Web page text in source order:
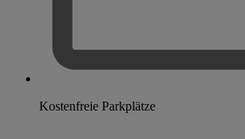
Kostenfreie Parkplätze